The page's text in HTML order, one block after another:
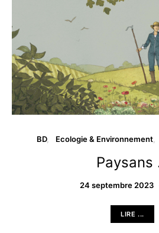
BD Ecologie & Environnement
Paysans
24 septembre 2023
LIRE ...